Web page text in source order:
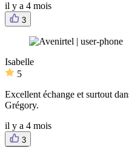
il y a 4 mois
3
Isabelle
5
Excellent échange et surtout
Grégory.
il y a 4 mois
3